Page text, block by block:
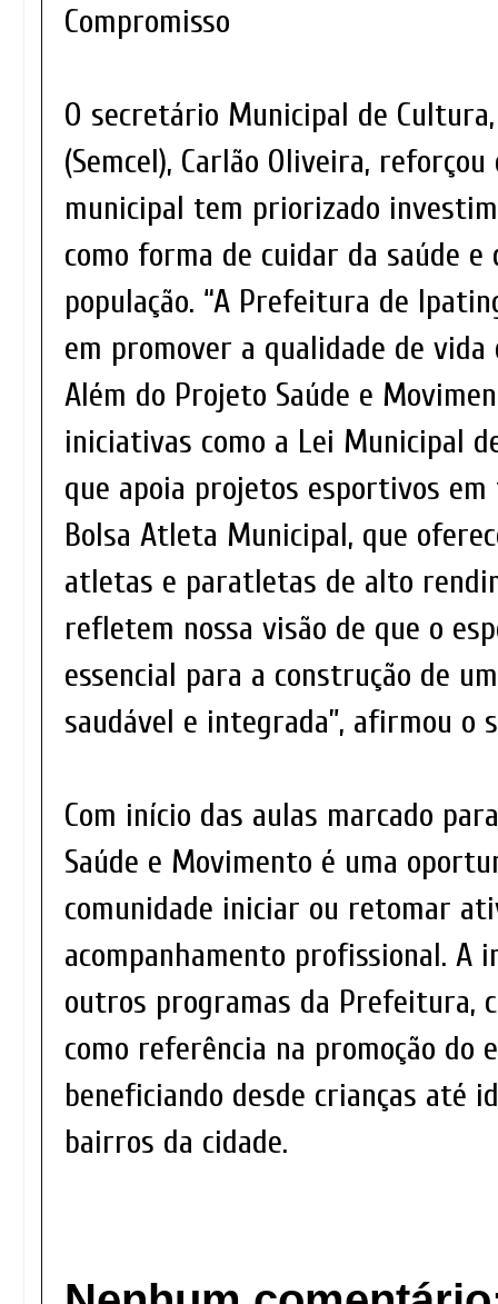
Compromisso
O secretário Municipal de
(Semcel), Carlão Oliveira,
municipal tem priorizado
como forma de cuidar da saúde
população. “A Prefeitura de
em promover a qualidade de vida
Além do Projeto Saúde e
iniciativas como a Lei Municipal
que apoia projetos esportivos em
Bolsa Atleta Municipal, que
atletas e paratletas de alto
refletem nossa visão de que o
essencial para a construção de
saudável e integrada”, afirmou o
Com início das aulas marcado
Saúde e Movimento é uma
comunidade iniciar ou retomar
acompanhamento profissional. A
outros programas da Prefeitura,
como referência na promoção do
beneficiando desde crianças até
bairros da cidade.